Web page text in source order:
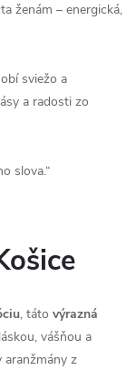
ženám – energická,
sviežo a
a radosti zo
slova.“
, táto výrazná
vášňou a
aranžmány z